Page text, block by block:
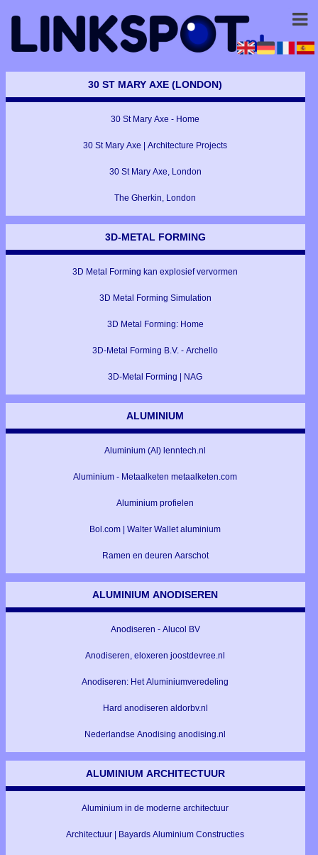
30 ST MARY AXE (LONDON)
30 St Mary Axe - Home
30 St Mary Axe | Architecture Projects
30 St Mary Axe, London
The Gherkin, London
3D-METAL FORMING
3D Metal Forming kan explosief vervormen
3D Metal Forming Simulation
3D Metal Forming: Home
3D-Metal Forming B.V. - Archello
3D-Metal Forming | NAG
ALUMINIUM
Aluminium (Al) lenntech.nl
Aluminium - Metaalketen metaalketen.com
Aluminium profielen
Bol.com | Walter Wallet aluminium
Ramen en deuren Aarschot
ALUMINIUM ANODISEREN
Anodiseren - Alucol BV
Anodiseren, eloxeren joostdevree.nl
Anodiseren: Het Aluminiumveredeling
Hard anodiseren aldorbv.nl
Nederlandse Anodising anodising.nl
ALUMINIUM ARCHITECTUUR
Aluminium in de moderne architectuur
Architectuur | Bayards Aluminium Constructies